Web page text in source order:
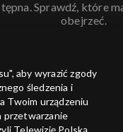
Sprawdź, które
obejrzeć.
ANULUJ
aby wyrazić zgody
śledzenia i
Twoim urządzeniu
przetwarzanie
Telewizję Polską